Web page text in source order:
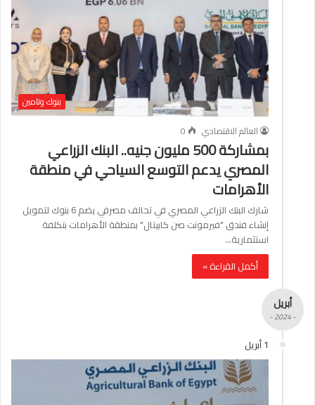
بنوك وتامين
العالم الاقتصادي
0
بمشاركة 500 مليون جنيه.. البنك الزراعي
المصري يدعم التوسع السياحي في منطقة
الأهرامات
شارك البنك الزراعي المصري في تحالف مصرفي يضم 6 بنوك لتمويل
إنشاء فندق "فيرمونت صن كابيتال" بمنطقة الأهرامات بتكلفة
استثمارية…
أكمل القراءة »
أبريل
- 2024 -
1 أبريل